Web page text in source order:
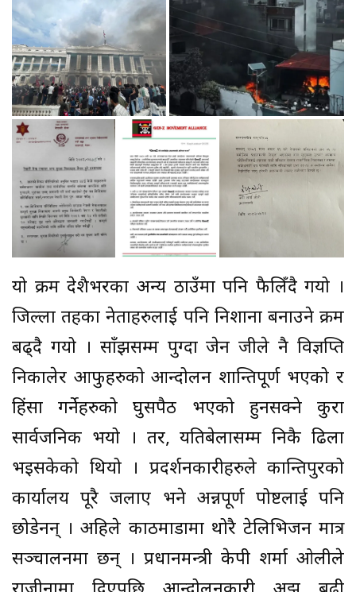
यो क्रम देशैभरका अन्य ठाउँमा पनि फैलिँदै गयो ।
जिल्ला तहका नेताहरुलाई पनि निशाना बनाउने क्रम
बढ्दै गयो । साँझसम्म पुग्दा जेन जीले नै विज्ञप्ति
निकालेर आफुहरुको आन्दोलन शान्तिपूर्ण भएको र
हिंसा गर्नेहरुको घुसपैठ भएको हुनसक्ने कुरा
सार्वजनिक भयो । तर, यतिबेलासम्म निकै ढिला
भइसकेको थियो । प्रदर्शनकारीहरुले कान्तिपुरको
कार्यालय पूरै जलाए भने अन्नपूर्ण पोष्टलाई पनि
छोडेनन् । अहिले काठमाडौंमा थोरै टेलिभिजन मात्र
सञ्चालनमा छन् । प्रधानमन्त्री केपी शर्मा ओलीले